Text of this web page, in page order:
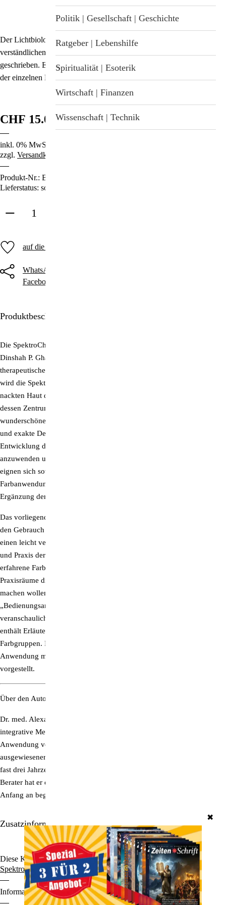
Der Lichtbiologie-Experte hat einen praktischen und leicht
verständlichen Leitfaden für den Gebrauch der Therapie-Farbbrillen
geschrieben. Er enthält umfangreiche Erläuterungen zu den Wirkungen
der einzelnen Farben und Farbgruppen.
CHF 15.00
inkl. 0% MwSt.
zzgl. Versandkosten
Produkt-Nr.: B-3635
Lieferstatus: sofort lieferbar
auf die Merkliste
WhatsApp
Facebook
Produktbeschreibung
Die SpektroChrom-Methode wurde von dem indischen Forscher
Dinshah P. Ghadiali entwickelt. Dinshah war ein Pionier in der
therapeutischen Anwendung von farbigem Licht. Im klassischen Sinn
wird die SpektroChrom-Methode über die großflächige Bestrahlung der
nackten Haut durchgeführt. SpektroChrom ist aber auch ein System, in
dessen Zentrum der SpektroChrom-Farbkreis mit seinem
wunderschönen Farben-Dutzend steht. Diese überlegene Anordnung
und exakte Definition der Farben war auch die Grundlage für die
Entwicklung der SpektroChrom-Farbbrillen. Diese sind einfach
anzuwenden und können praktisch überall zum Einsatz kommen. Sie
eignen sich sowohl als eigenständige Therapieform der
Farbanwendung über die Augen, sind aber auch die optimale
Ergänzung der klassischen SpektroChrom-Methode.
Das vorliegende Buch, als Schmuckband-Ausgabe, ist ein Leitfaden für
den Gebrauch dieser Farbbrillen. Es eignet sich ideal für Einsteiger, die
einen leicht verständlichen Einblick in die zugrunde liegende Theorie
und Praxis der SpektroChrom-Methode erhalten wollen. Aber auch
erfahrene Farbtherapeuten, die ihren Klienten auch außerhalb ihrer
Praxisräume die wunderbaren Wirkungen der Farben zugänglich
machen wollen, kommen hier auf ihre Kosten: Neben der
„Bedienungsanleitung“ für die SpektroChrom-Farbbrillen
veranschaulicht es den SpektroChrom-Farbkreis nach Dinshah und
enthält Erläuterungen zu den Wirkungen der einzelnen Farben und
Farbgruppen. Im Anhang werden Möglichkeiten der kombinierten
Anwendung mit Farbmusik und psychoakustischen Techniken
vorgestellt.
Über den Autor:
Dr. med. Alexander Wunsch ist Arzt in Heidelberg. Sein Interesse für
integrative Medizin hat ihn vor über 25 Jahren zu der therapeutischen
Anwendung von Farben, Tönen und Schwingungen geführt. Er gilt als
ausgewiesener Kenner der SpektroChrom-Methode, mit der er sich seit
fast drei Jahrzehnten intensiv beschäftigt. Als wissenschaftlicher
Berater hat er die Entwicklung der SpektroChrom-Farbbrillen von
Anfang an begleitet.
Zusatzinformationen/Details
Diese Kategorien durchstöbern:Gesundheit | Ernährung
SpektroChrom-Farbbrillen Gesundheit & Wellness Bücher
Informationen zu den Zahlungsoptionen finden Siehier.
✖
Stichwortverzeichnis
Aktuell
Abonnement
Geschenkideen
Immunsystemstärkung
St. Helia-Produkte
Spezial-Angebote
Fundgrube
Politik | Gesellschaft | Geschichte
Ratgeber | Lebenshilfe
Spiritualität | Esoterik
Wirtschaft | Finanzen
Wissenschaft | Technik